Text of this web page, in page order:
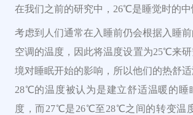
在我们之前的研究中，26℃是睡觉时的中
考虑到人们通常在入睡前仍会根据入睡
空调的温度，因此将温度设置为25℃来
境对睡眠开始的影响，所以他们的热舒适
28℃的温度被认为是建立舒适温暖的睡
度，而27℃是26℃至28℃之间的转变温